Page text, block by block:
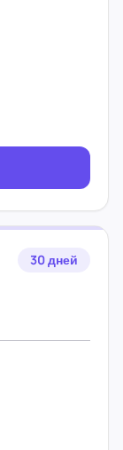
30 дней